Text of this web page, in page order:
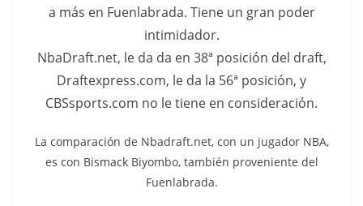
a más en Fuenlabrada. Tiene un gran poder
intimidador.
NbaDraft.net, le da da en 38ª posición del draft,
Draftexpress.com, le da la 56ª posición, y
CBSsports.com no le tiene en consideración.
La comparación de Nbadraft.net, con un jugador NBA,
es con Bismack Biyombo, también proveniente del
Fuenlabrada.